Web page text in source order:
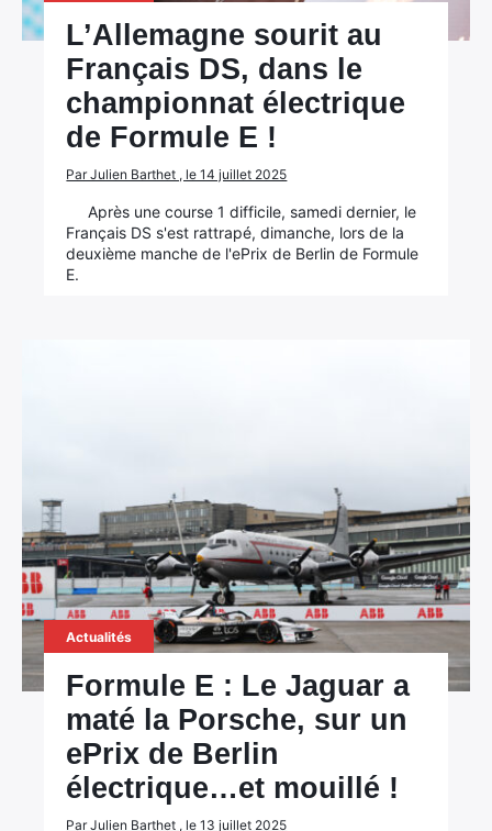
L’Allemagne sourit au
Français DS, dans le
championnat électrique
de Formule E !
Par Julien Barthet , le 14 juillet 2025
Après une course 1 difficile, samedi dernier, le
Français DS s'est rattrapé, dimanche, lors de la
deuxième manche de l'ePrix de Berlin de Formule
E.
Actualités
Formule E : Le Jaguar a
maté la Porsche, sur un
ePrix de Berlin
électrique…et mouillé !
Par Julien Barthet , le 13 juillet 2025